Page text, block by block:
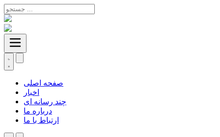
صفحه اصلی
اخبار
چند رسانه ای
درباره ما
ارتباط با ما